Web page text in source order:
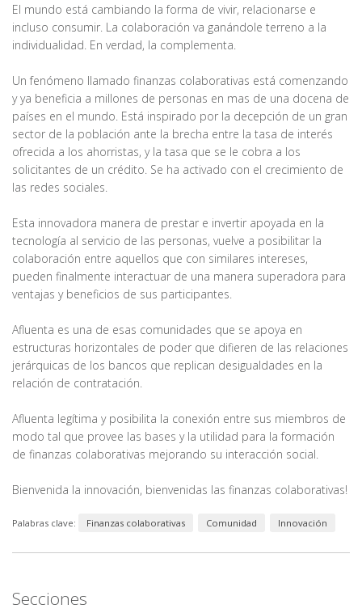
El mundo está cambiando la forma de vivir, relacionarse e
incluso consumir. La colaboración va ganándole terreno a la
individualidad. En verdad, la complementa.
Un fenómeno llamado finanzas colaborativas está comenzando
y ya beneficia a millones de personas en mas de una docena de
países en el mundo. Está inspirado por la decepción de un gran
sector de la población ante la brecha entre la tasa de interés
ofrecida a los ahorristas, y la tasa que se le cobra a los
solicitantes de un crédito. Se ha activado con el crecimiento de
las redes sociales.
Esta innovadora manera de prestar e invertir apoyada en la
tecnología al servicio de las personas, vuelve a posibilitar la
colaboración entre aquellos que con similares intereses,
pueden finalmente interactuar de una manera superadora para
ventajas y beneficios de sus participantes.
Afluenta es una de esas comunidades que se apoya en
estructuras horizontales de poder que difieren de las relaciones
jerárquicas de los bancos que replican desigualdades en la
relación de contratación.
Afluenta legítima y posibilita la conexión entre sus miembros de
modo tal que provee las bases y la utilidad para la formación
de finanzas colaborativas mejorando su interacción social.
Bienvenida la innovación, bienvenidas las finanzas colaborativas!
Palabras clave: Finanzas colaborativas Comunidad Innovación
Secciones